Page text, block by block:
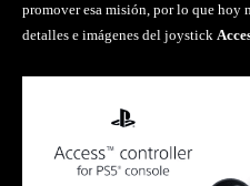
promover esa misión, por lo que hoy
detalles e imágenes del joystick